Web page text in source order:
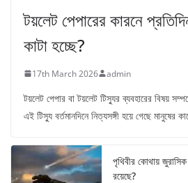
টয়লেট পেপারের কারনে
কাটা হচ্ছে?
17th March 2026 admin
টয়লেট পেপার বা টয়লেট টিস্যুর ব্যবহারের বিষয়
এই টিস্যু বর্তমানদিনে নিত্যসঙ্গী হয়ে গেছে মানুষের
পৃথিবীর কোথায়
রয়েছে?